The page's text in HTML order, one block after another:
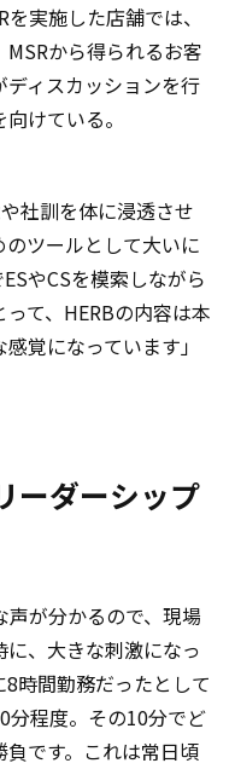
実施した店舗では、
から得られるお客
ィスカッションを行
けている。
社訓を体に浸透させ
ツールとして大いに
やCSを模索しながら
て、HERBの内容は本
覚になっています」
ーダーシップ
声が分かるので、現場
、大きな刺激になっ
時間勤務だったとして
分程度。その10分でど
です。これは常日頃